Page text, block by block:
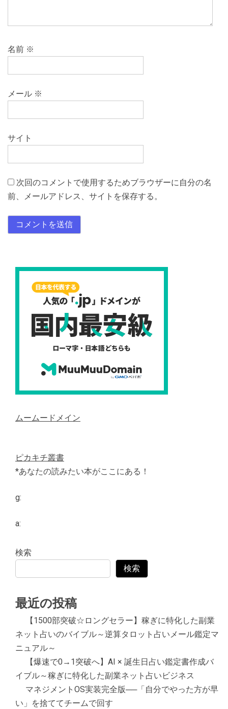
名前 ※
メール ※
サイト
次回のコメントで使用するためブラウザーに自分の名
前、メールアドレス、サイトを保存する。
ムームードメイン
ピカキチ叢書
*あなたの読みたい本がここにある！
g:
a:
検索
検索
最近の投稿
【1500部突破☆ロングセラー】稼ぎに特化した副業
ネット占いのバイブル～逆算タロット占いメール鑑定マ
ニュアル～
【爆速で0→1突破へ】AI × 誕生日占い鑑定書作成バ
イブル～稼ぎに特化した副業ネット占いビジネス
マネジメントOS実装完全版──「自分でやった方が早
い」を捨ててチームで回す